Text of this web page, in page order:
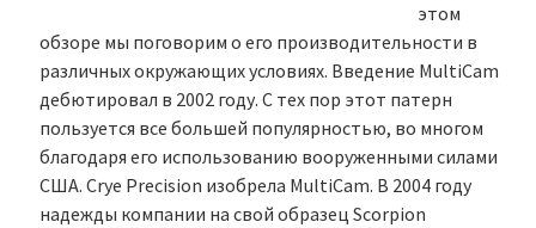
этом
обзоре мы поговорим о его производительности в
различных окружающих условиях. Введение MultiCam
дебютировал в 2002 году. С тех пор этот патерн
пользуется все большей популярностью, во многом
благодаря его использованию вооруженными силами
США. Crye Precision изобрела MultiCam. В 2004 году
надежды компании на свой образец Scorpion